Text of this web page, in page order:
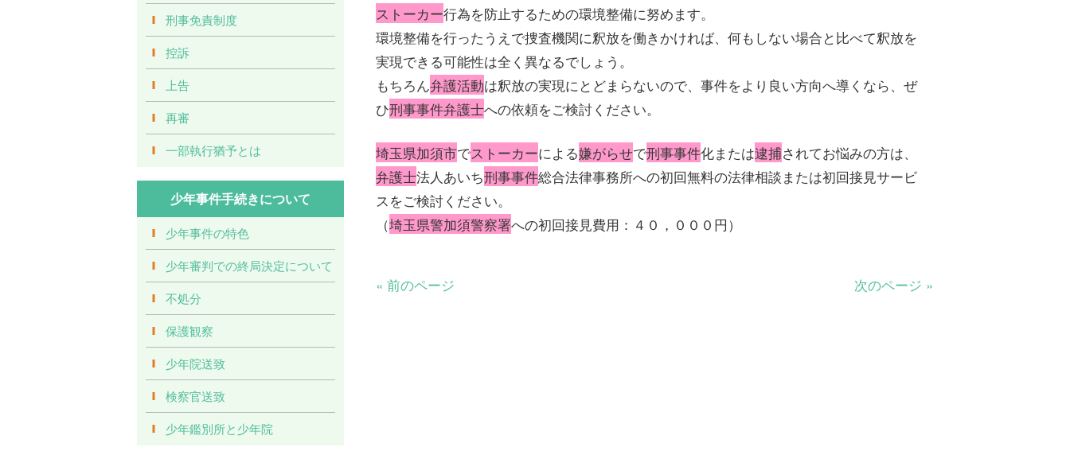
ストーカー行為を防止するための環境整備に努めます。
環境整備を行ったうえで捜査機関に釈放を働きかければ、何もしない場合と比べて釈放を
実現できる可能性は全く異なるでしょう。
もちろん弁護活動は釈放の実現にとどまらないので、事件をより良い方向へ導くなら、ぜ
ひ刑事事件弁護士への依頼をご検討ください。
埼玉県加須市でストーカーによる嫌がらせで刑事事件化または逮捕されてお悩みの方は、
弁護士法人あいち刑事事件総合法律事務所への初回無料の法律相談または初回接見サービ
スをご検討ください。
（埼玉県警加須警察署への初回接見費用：４０，０００円）
« 前のページ 次のページ »
刑事免責制度
控訴
上告
再審
一部執行猶予とは
少年事件手続きについて
少年事件の特色
少年審判での終局決定について
不処分
保護観察
少年院送致
検察官送致
少年鑑別所と少年院